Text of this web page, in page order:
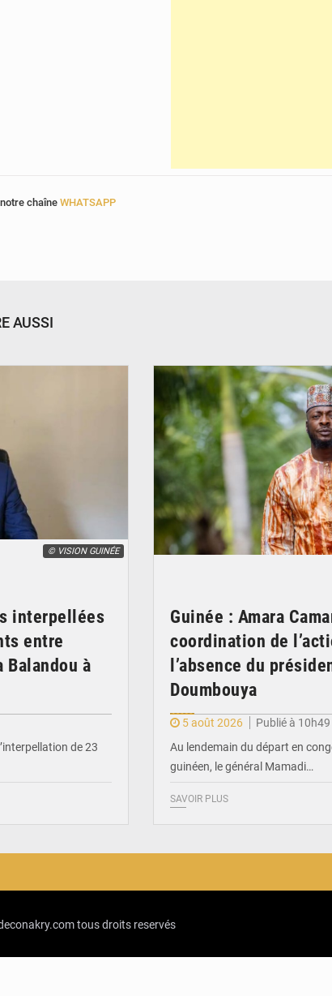
chaîne WHATSAPP
AUSSI
© VISION GUINÉE
interpellées
entre
Balandou à
de 23
Guinée : Amara
coordination de
l’absence du
Doumbouya
5 août 2026
Publié à 10h49
Au lendemain du départ en
guinéen, le général Mamadi…
SAVOIR PLUS
tous droits reservés